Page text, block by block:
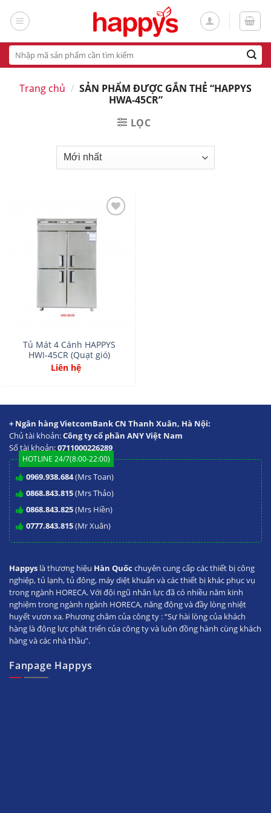
Tìm
kiếm:
Trang chủ / SẢN PHẨM ĐƯỢC GẮN THẺ “HAPPYS
HWA-45CR”
LỌC
Tủ Mát 4 Cánh HAPPYS
HWI-45CR (Quạt gió)
Liên hệ
+ Ngân hàng VietcomBank CN Thanh Xuân, Hà Nội:
Chủ tài khoản:Công ty cổ phần ANY Việt Nam
Số tài khoản:0711000226289
HOTLINE 24/7(8:00-22:00)
0969.938.684(Mrs Toan)
0868.843.815(Mrs Thảo)
0868.843.825(Mrs Hiền)
0777.843.815(Mr Xuân)
Happys là thương hiệu Hàn Quốc chuyên cung cấp các thiết bị công
nghiệp, tủ lạnh, tủ đông, máy diệt khuẩn và các thiết bị khác phục vụ
trong ngành HORECA. Với đội ngũ nhân lực đã có nhiều năm kinh
nghiệm trong ngành ngành HORECA, năng động và đầy lòng nhiệt
huyết vươn xa. Phương châm của công ty : “Sự hài lòng của khách
hàng là động lực phát triển của công ty và luôn đồng hành cùng khách
hàng và các nhà thầu”.
Fanpage Happys